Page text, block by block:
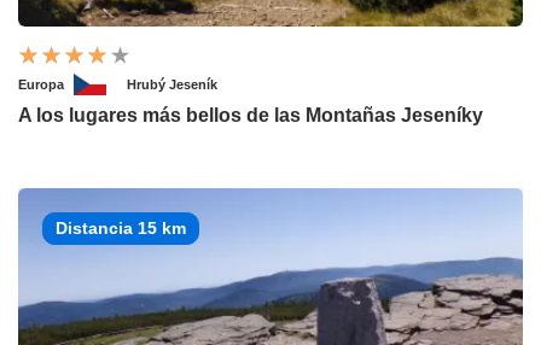
Europa Hrubý Jeseník
A los lugares más bellos de las Montañas Jeseníky
Distancia 15 km